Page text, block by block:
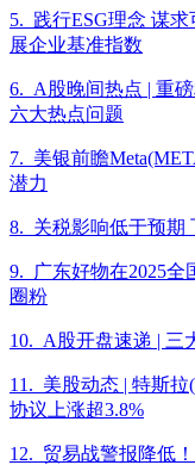
5. 践行ESG理念 谋
展企业基准指数
6. A股晚间热点 | 重
六大热点问题
7. 美银前瞻
潜力
8. 关税影响低于预期
9. 广东好物在2025全
圈粉
10. A股开盘速递 | 三
11. 美股动态 | 特斯
协议上涨超3.8%
12. 贸易战警报降低